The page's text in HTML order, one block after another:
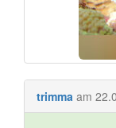
trimma am